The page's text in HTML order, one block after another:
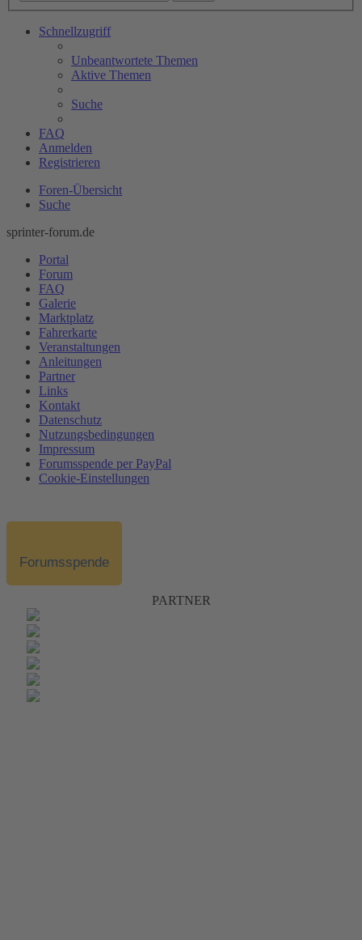
Schnellzugriff
Unbeantwortete Themen
Aktive Themen
Suche
FAQ
Anmelden
Registrieren
Foren-Übersicht
Suche
sprinter-forum.de
Portal
Forum
FAQ
Galerie
Marktplatz
Fahrerkarte
Veranstaltungen
Anleitungen
Partner
Links
Kontakt
Datenschutz
Nutzungsbedingungen
Impressum
Forumsspende per PayPal
Cookie-Einstellungen
Forumsspende
PARTNER